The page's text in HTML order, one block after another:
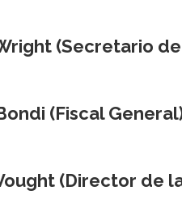
(Secretario
(Fiscal
(Director de